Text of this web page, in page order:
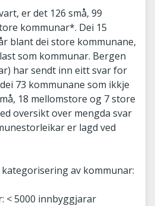
er det 126 små, 99
kommunar*. Dei 15
blant dei store kommunane,
som kommunar. Bergen
har sendt inn eitt svar for
73 kommunane som ikkje
18 mellomstore og 7 store
oversikt over mengda svar
er lagd ved
av kommunar:
< 5000 innbyggjarar